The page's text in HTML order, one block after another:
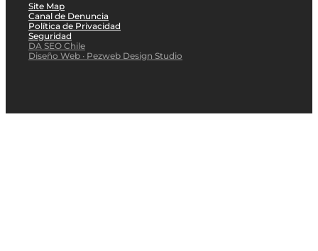
Site Map
Canal de Denuncia
Política de Privacidad
Seguridad
DA SEO Chile
Diseño Web · Pezweb Design Studio